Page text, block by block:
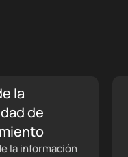
la
de
la información